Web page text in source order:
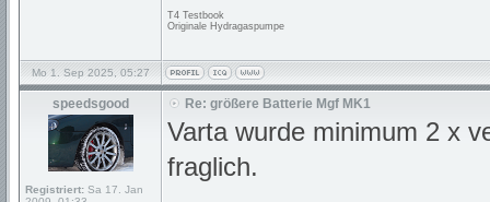
T4 Testbook
Originale Hydragaspumpe
Mo 1. Sep 2025, 05:27
speedsgood
Registriert: Sa 17. Jan
Re: größere Batterie Mgf MK1
Varta wurde minimum 2 x
fraglich.